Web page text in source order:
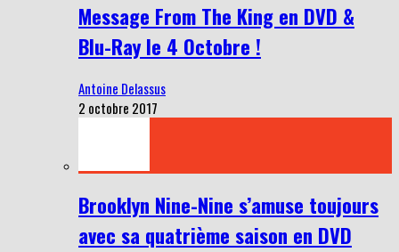
Message From The King en DVD &
Blu-Ray le 4 Octobre !
Antoine Delassus
2 octobre 2017
Brooklyn Nine-Nine s’amuse toujours
avec sa quatrième saison en DVD